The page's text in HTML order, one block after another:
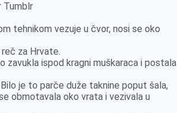
Tumblr
tehnikom vezuje u čvor, nosi se oko
za Hrvate.
ispod kragni muškaraca i postala
je to parče duže taknine poput šala,
obmotavala oko vrata i vezivala u